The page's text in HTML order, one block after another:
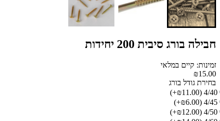
חבילה בורג סיבית 200 יחידות
זמינות: קיים במלאי
₪15.00
בחירת גודל בורג
4/40
(₪11.00+)
4/45
(₪6.00+)
4/50
(₪12.00+)